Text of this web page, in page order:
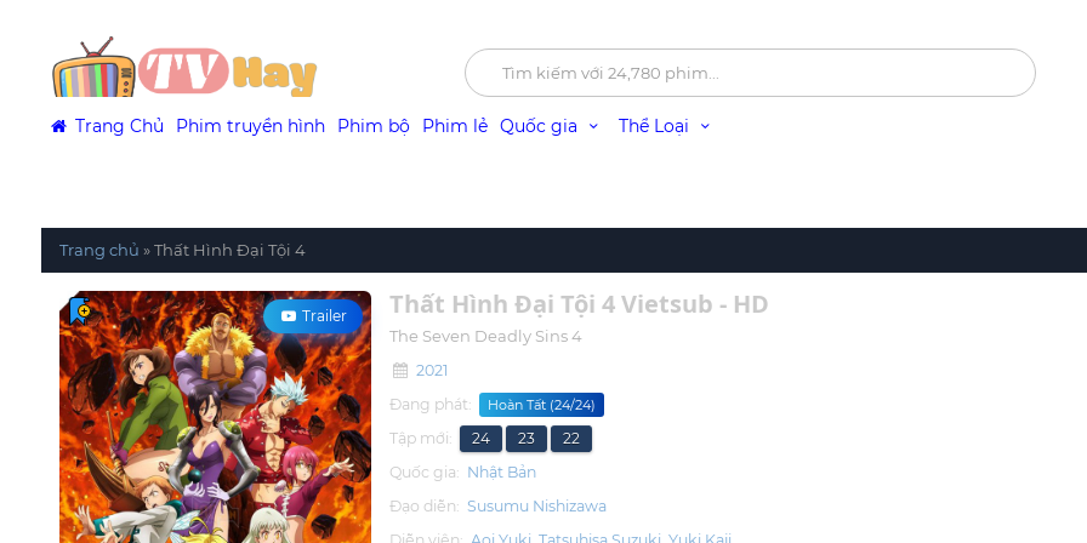
Trang Chủ Phim truyền hình Phim bộ Phim lẻ Quốc gia Thể Loại
Trang chủ »Thất Hình Đại Tội 4
Trailer Thất Hình Đại Tội 4 Vietsub - HD
The Seven Deadly Sins 4
2021
Đang phát:
Hoàn Tất (24/24)
Tập mới: 24 23
22
Quốc gia: Nhật Bản
Đạo diễn: Susumu Nishizawa